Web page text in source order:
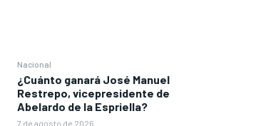
Nacional
¿Cuánto ganará José Manuel
Restrepo, vicepresidente de
Abelardo de la Espriella?
7 de agosto de 2026